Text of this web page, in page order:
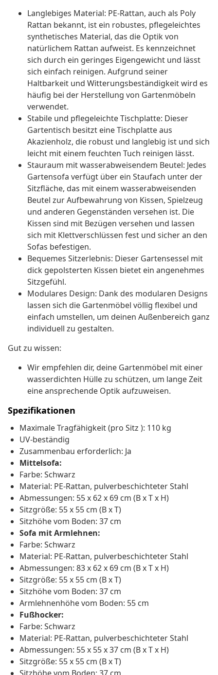
Langlebiges Material: PE-Rattan, auch als Poly
Rattan bekannt, ist ein robustes, pflegeleichtes
synthetisches Material, das die Optik von
natürlichem Rattan aufweist. Es kennzeichnet
sich durch ein geringes Eigengewicht und lässt
sich einfach reinigen. Aufgrund seiner
Haltbarkeit und Witterungsbeständigkeit wird es
häufig bei der Herstellung von Gartenmöbeln
verwendet.
Stabile und pflegeleichte Tischplatte: Dieser
Gartentisch besitzt eine Tischplatte aus
Akazienholz, die robust und langlebig ist und sich
leicht mit einem feuchten Tuch reinigen lässt.
Stauraum mit wasserabweisendem Beutel: Jedes
Gartensofa verfügt über ein Staufach unter der
Sitzfläche, das mit einem wasserabweisenden
Beutel zur Aufbewahrung von Kissen, Spielzeug
und anderen Gegenständen versehen ist. Die
Kissen sind mit Bezügen versehen und lassen
sich mit Klettverschlüssen fest und sicher an den
Sofas befestigen.
Bequemes Sitzerlebnis: Dieser Gartensessel mit
dick gepolsterten Kissen bietet ein angenehmes
Sitzgefühl.
Modulares Design: Dank des modularen Designs
lassen sich die Gartenmöbel völlig flexibel und
einfach umstellen, um deinen Außenbereich ganz
individuell zu gestalten.
Gut zu wissen:
Wir empfehlen dir, deine Gartenmöbel mit einer
wasserdichten Hülle zu schützen, um lange Zeit
eine ansprechende Optik aufzuweisen.
Spezifikationen
Maximale Tragfähigkeit (pro Sitz ): 110 kg
UV-beständig
Zusammenbau erforderlich: Ja
Mittelsofa:
Farbe: Schwarz
Material: PE-Rattan, pulverbeschichteter Stahl
Abmessungen: 55 x 62 x 69 cm (B x T x H)
Sitzgröße: 55 x 55 cm (B x T)
Sitzhöhe vom Boden: 37 cm
Sofa mit Armlehnen:
Farbe: Schwarz
Material: PE-Rattan, pulverbeschichteter Stahl
Abmessungen: 83 x 62 x 69 cm (B x T x H)
Sitzgröße: 55 x 55 cm (B x T)
Sitzhöhe vom Boden: 37 cm
Armlehnenhöhe vom Boden: 55 cm
Fußhocker:
Farbe: Schwarz
Material: PE-Rattan, pulverbeschichteter Stahl
Abmessungen: 55 x 55 x 37 cm (B x T x H)
Sitzgröße: 55 x 55 cm (B x T)